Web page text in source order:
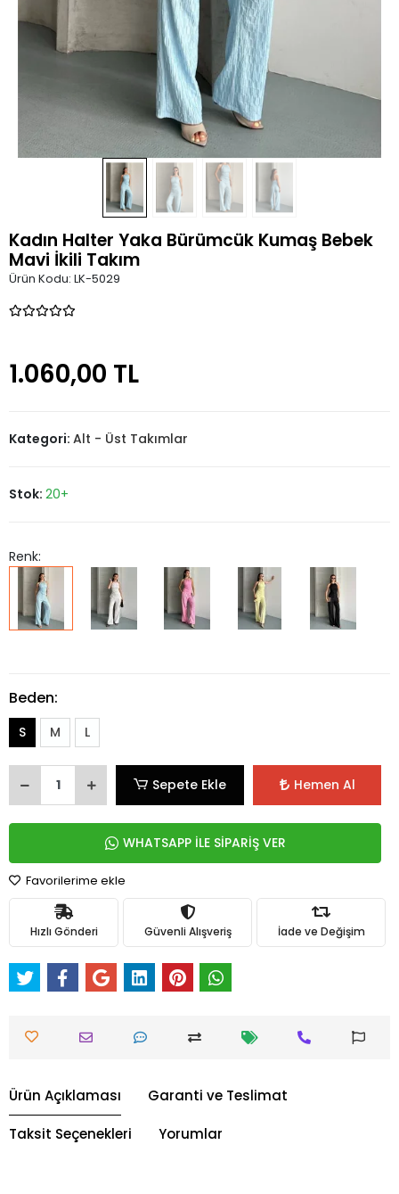
Kadın Halter Yaka Bürümcük Kumaş Bebek
Mavi İkili Takım
Ürün Kodu: LK-5029
1.060,00 TL
Kategori: Alt - Üst Takımlar
Stok: 20+
Renk:
Beden:
S M L
Sepete Ekle Hemen Al
WHATSAPP İLE SİPARİŞ VER
Favorilerime ekle
Hızlı Gönderi Güvenli Alışveriş İade ve Değişim
Ürün Açıklaması Garanti ve Teslimat
Taksit Seçenekleri Yorumlar